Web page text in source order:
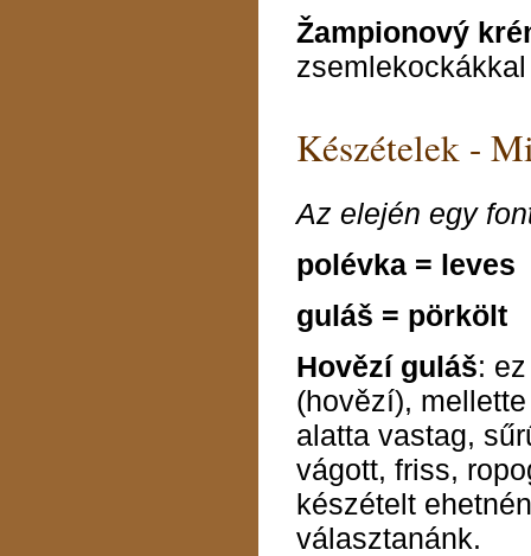
Žampionový
zsemlekockákkal
Készételek -
Az elején egy
polévka = leves
guláš = pörkölt
Hovězí guláš:
(hovězí),
alatta vastag,
vágott, friss,
készételt
választanánk.